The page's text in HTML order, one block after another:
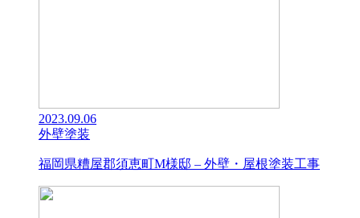
2023.09.06
外壁塗装
福岡県糟屋郡須恵町M様邸 – 外壁・屋根塗装工事